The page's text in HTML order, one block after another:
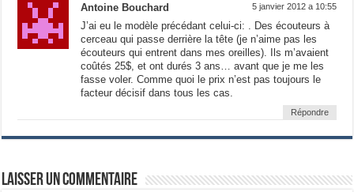
Antoine Bouchard 5 janvier 2012 a 10:55
J’ai eu le modèle précédant celui-ci: . Des écouteurs à
cerceau qui passe derrière la tête (je n’aime pas les
écouteurs qui entrent dans mes oreilles). Ils m’avaient
coûtés 25$, et ont durés 3 ans… avant que je me les
fasse voler. Comme quoi le prix n’est pas toujours le
facteur décisif dans tous les cas.
Répondre
Laisser un commentaire